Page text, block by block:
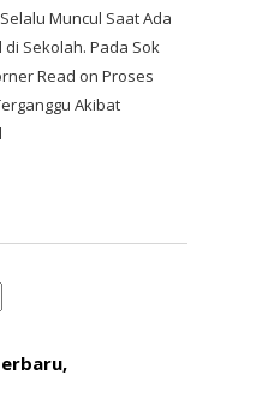
Muncul Saat Ada
Sekolah. Pada Sok
Read on Proses
Akibat